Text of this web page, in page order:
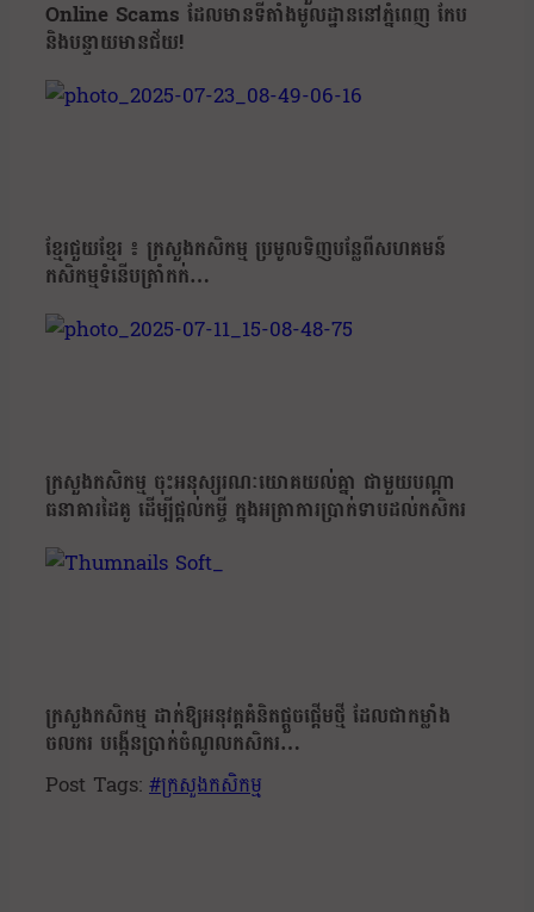
Online Scams ដែលមានទីតាំងមូលដ្ឋាននៅភ្នំពេញ កែប
និងបន្ទាយមានជ័យ!
ខ្មែរជួយខ្មែរ ៖ ក្រសួងកសិកម្ម ប្រមូលទិញបន្លែពីសហគមន៍
កសិកម្មទំនើបត្រាំកក់…
ក្រសួងកសិកម្ម ចុះអនុស្សរណៈយោគយល់គ្នា ជាមួយបណ្តា
ធនាគារដៃគូ ដើម្បីផ្តល់កម្ចី ក្នុងអត្រាការប្រាក់ទាបដល់កសិករ
ក្រសួងកសិកម្ម ដាក់ឱ្យអនុវត្តគំនិតផ្ដួចផ្ដើមថ្មី ដែលជាកម្លាំង
ចលករ បង្កើនប្រាក់ចំណូល​កសិករ…
Post Tags:#ក្រសួងកសិកម្ម